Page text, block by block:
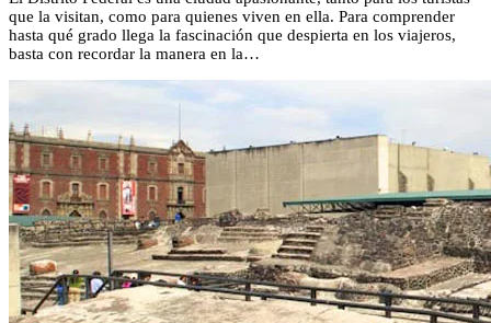
que la visitan, como para quienes viven en ella. Para comprender
hasta qué grado llega la fascinación que despierta en los viajeros,
basta con recordar la manera en la…